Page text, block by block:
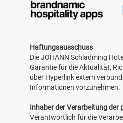
Haftungsausschuss
Die JOHANN Schladming
Garantie für die Aktualität,
über Hyperlink extern
Informationen vorzunehmen.
Inhaber der Verarbeitung der
Verantwortlich für die